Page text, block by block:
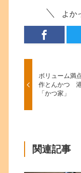
よか
ボリューム満
作とんかつ
「かつ家」
関連記事